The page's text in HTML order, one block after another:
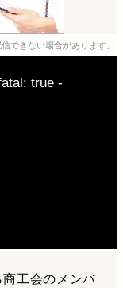
できない場合があります。
true -
工会のメンバ